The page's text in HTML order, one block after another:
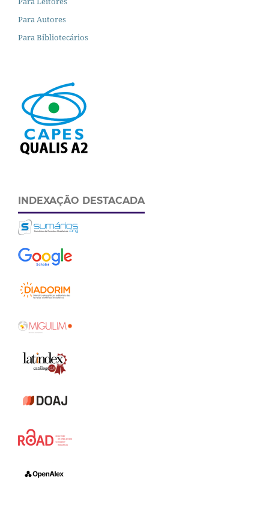
Para Autores
Para Bibliotecários
INDEXAÇÃO DESTACADA